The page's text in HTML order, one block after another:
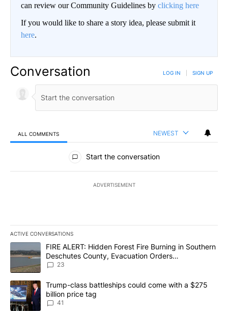
can review our Community Guidelines by clicking here
If you would like to share a story idea, please submit it
here.
Conversation LOG IN SIGN UP
ALL COMMENTS NEWEST
All Comments
Start the conversation
ADVERTISEMENT
ACTIVE CONVERSATIONS
The following is a list of the most commented articles in the last
A trending article titled "FIRE ALERT: Hidden Forest Fire
FIRE ALERT: Hidden Forest Fire Burning in Southern
Deschutes County, Evacuation Orders
Implemented
23
A trending article titled "Trump-class battleships could come
Trump-class battleships could come with a $275
billion price tag
41